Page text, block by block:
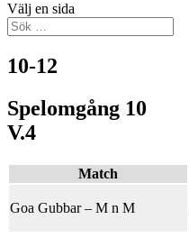
Välj en sida
10-12
Spelomgång 10
V.4
Match
Goa Gubbar – M n M